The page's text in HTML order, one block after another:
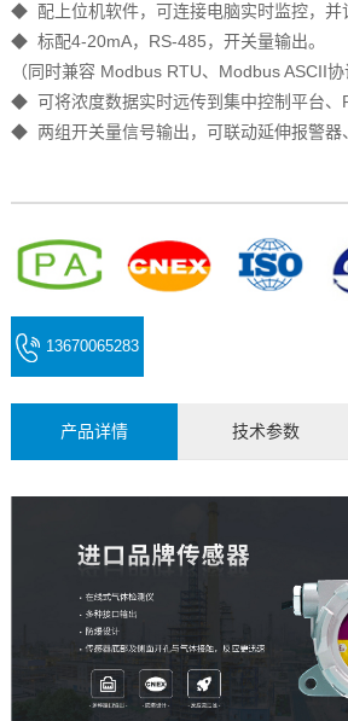
◆ 配上位机软件，可连接电脑实时监控，并
◆ 标配4-20mA，RS-485，开关量输出。
（同时兼容 Modbus RTU、Modbus ASCII协
◆ 可将浓度数据实时远传到集中控制平台、
◆ 两组开关量信号输出，可联动延伸报警器
13670065283
(微信同号)
产品详情 技术参数